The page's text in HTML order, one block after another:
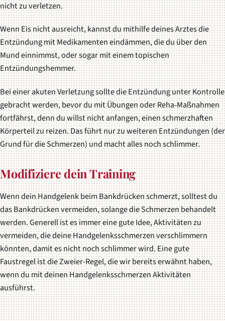
nicht zu verletzen.
Wenn Eis nicht ausreicht, kannst du mithilfe deines Arztes die
Entzündung mit Medikamenten eindämmen, die du über den
Mund einnimmst, oder sogar mit einem topischen
Entzündungshemmer.
Bei einer akuten Verletzung sollte die Entzündung unter Kontrolle
gebracht werden, bevor du mit Übungen oder Reha-Maßnahmen
fortfährst, denn du willst nicht anfangen, einen schmerzhaften
Körperteil zu reizen. Das führt nur zu weiteren Entzündungen (der
Grund für die Schmerzen) und macht alles noch schlimmer.
Modifiziere dein Training
Wenn dein Handgelenk beim Bankdrücken schmerzt, solltest du
das Bankdrücken vermeiden, solange die Schmerzen behandelt
werden. Generell ist es immer eine gute Idee, Aktivitäten zu
vermeiden, die deine Handgelenksschmerzen verschlimmern
könnten, damit es nicht noch schlimmer wird. Eine gute
Faustregel ist die Zweier-Regel, die wir bereits erwähnt haben,
wenn du mit deinen Handgelenksschmerzen Aktivitäten
ausführst.